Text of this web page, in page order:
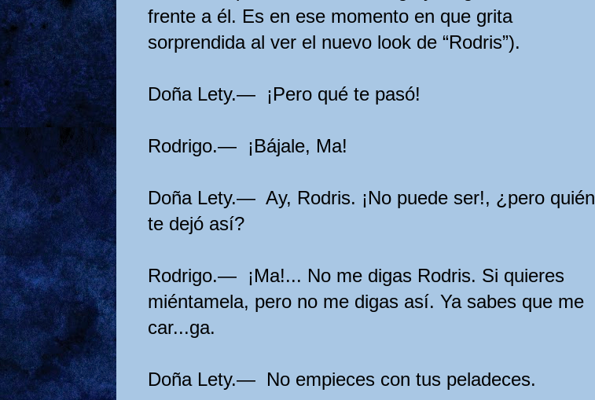
frente a él. Es en ese momento en que grita
sorprendida al ver el nuevo look de “Rodris”).
Doña Lety.— ¡Pero qué te pasó!
Rodrigo.— ¡Bájale, Ma!
Doña Lety.— Ay, Rodris. ¡No puede ser!, ¿pero quién
te dejó así?
Rodrigo.— ¡Ma!... No me digas Rodris. Si quieres
miéntamela, pero no me digas así. Ya sabes que me
car...ga.
Doña Lety.— No empieces con tus peladeces.